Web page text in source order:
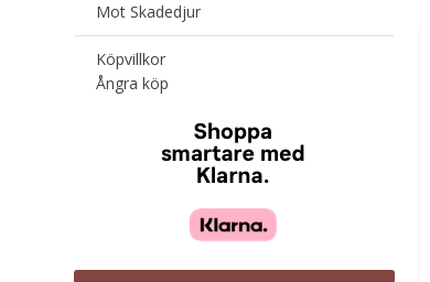
Mot Skadedjur
Köpvillkor
Ångra köp